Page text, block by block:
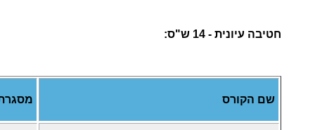
חטיבה עיונית - 14 ש"ס:
שם הקורס